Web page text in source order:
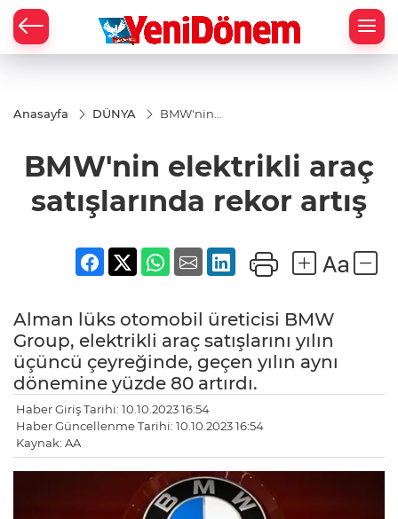
Anasayfa DÜNYA
BMW'nin
satışlarında
rekor artış
BMW'nin elektrikli araç
satışlarında rekor artış
Alman lüks otomobil üreticisi BMW
Group, elektrikli araç satışlarını yılın
üçüncü çeyreğinde, geçen yılın aynı
dönemine yüzde 80 artırdı.
Haber Giriş Tarihi: 10.10.2023 16:54
Haber Güncellenme Tarihi: 10.10.2023 16:54
Kaynak: AA